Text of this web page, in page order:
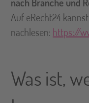
Auf eRecht24
nachlesen: https://
Was ist,